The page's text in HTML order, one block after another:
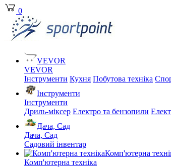
0
VEVOR
VEVOR
Інструменти Кухня Побутова техніка
Інструменти
Інструменти
Дриль-міксер Електро та бензопили
Дача, Сад
Дача, Сад
Садовий інвентар
Комп'ютерна
Комп'ютерна техніка